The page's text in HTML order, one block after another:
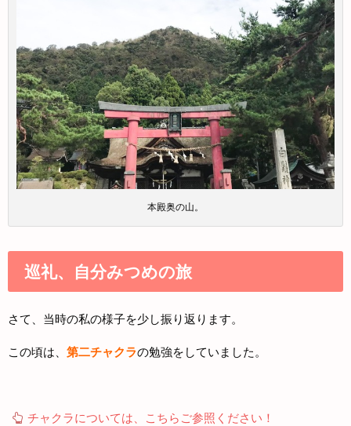
本殿奥の山。
巡礼、自分みつめの旅
さて、当時の私の様子を少し振り返ります。
この頃は、 第二チャクラの勉強をしていました。
チャクラについては、こちらご参照ください！